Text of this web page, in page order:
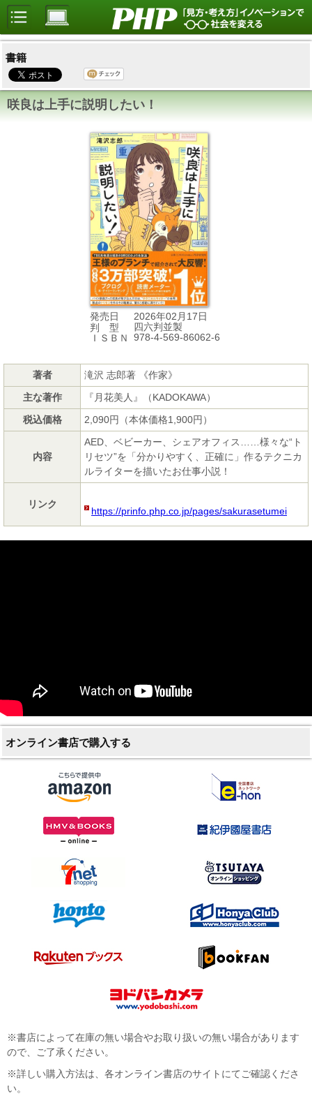
書籍
咲良は上手に説明したい！
発売日
2026年02月17日
判 型
四六判並製
ＩＳＢＮ
978-4-569-86062-6
著者
滝沢 志郎著 《作家》
主な著作
『月花美人』（KADOKAWA）
税込価格
2,090円（本体価格1,900円）
内容
AED、ベビーカー、シェアオフィス……様々な“ト
リセツ”を「分かりやすく、正確に」作るテクニカ
ルライターを描いたお仕事小説！
リンク
https://prinfo.php.co.jp/pages/sakurasetumei
オンライン書店で購入する
※書店によって在庫の無い場合やお取り扱いの無い場合があります
ので、ご了承ください。
※詳しい購入方法は、各オンライン書店のサイトにてご確認くださ
い。